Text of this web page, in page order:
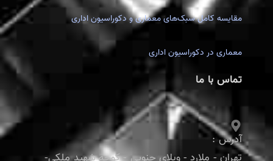
مقایسه کامل سبک‌های معماری و دکوراسیون اداری
معماری در دکوراسیون اداری
تماس با ما
آدرس :
تهران - ملارد - ویلای جنوبی - کوچه شهید ملکی-